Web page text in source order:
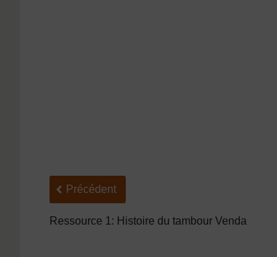
Précédent
Précédent
Ressource 1: Histoire du tambour Venda